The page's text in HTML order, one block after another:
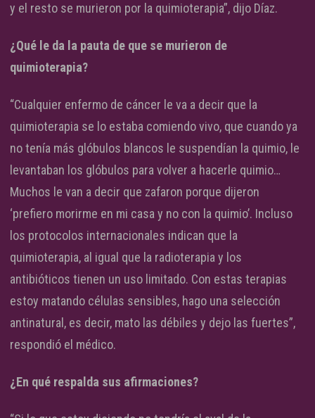
y el resto se murieron por la quimioterapia”, dijo Díaz.
¿Qué le da la pauta de que se murieron de
quimioterapia?
“Cualquier enfermo de cáncer le va a decir que la
quimioterapia se lo estaba comiendo vivo, que cuando ya
no tenía más glóbulos blancos le suspendían la quimio, le
levantaban los glóbulos para volver a hacerle quimio…
Muchos le van a decir que zafaron porque dijeron
‘prefiero morirme en mi casa y no con la quimio’. Incluso
los protocolos internacionales indican que la
quimioterapia, al igual que la radioterapia y los
antibióticos tienen un uso limitado. Con estas terapias
estoy matando células sensibles, hago una selección
antinatural, es decir, mato las débiles y dejo las fuertes”,
respondió el médico.
¿En qué respalda sus afirmaciones?